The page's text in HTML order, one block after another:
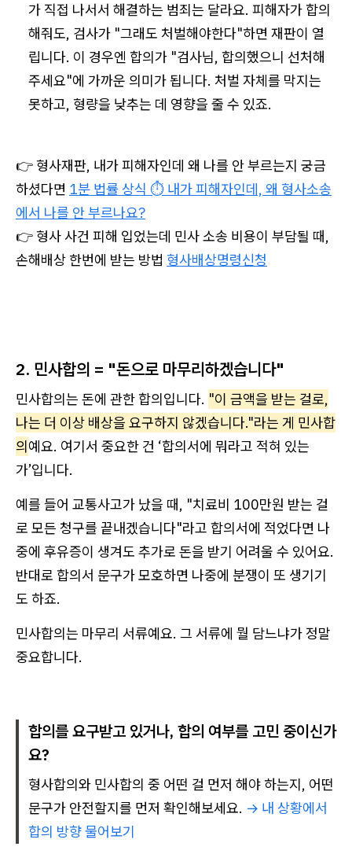
가 직접 나서서 해결하는 범죄는 달라요. 피해자가 합의
해줘도, 검사가 "그래도 처벌해야한다"하면 재판이 열
립니다. 이 경우엔 합의가 "검사님, 합의했으니 선처해
주세요"에 가까운 의미가 됩니다. 처벌 자체를 막지는
못하고, 형량을 낮추는 데 영향을 줄 수 있죠.
👉 형사재판, 내가 피해자인데 왜 나를 안 부르는지 궁금
하셨다면 1분 법률 상식 ⏱️ 내가 피해자인데, 왜 형사소송
에서 나를 안 부르나요?
👉 형사 사건 피해 입었는데 민사 소송 비용이 부담될 때,
손해배상 한번에 받는 방법 형사배상명령신청
2. 민사합의 = "돈으로 마무리하겠습니다"
민사합의는 돈에 관한 합의입니다. "이 금액을 받는 걸로,
나는 더 이상 배상을 요구하지 않겠습니다."라는 게 민사합
의예요. 여기서 중요한 건 ‘합의서에 뭐라고 적혀 있는
가’입니다.
예를 들어 교통사고가 났을 때, "치료비 100만원 받는 걸
로 모든 청구를 끝내겠습니다"라고 합의서에 적었다면 나
중에 후유증이 생겨도 추가로 돈을 받기 어려울 수 있어요.
반대로 합의서 문구가 모호하면 나중에 분쟁이 또 생기기
도 하죠.
민사합의는 마무리 서류예요. 그 서류에 뭘 담느냐가 정말
중요합니다.
합의를 요구받고 있거나, 합의 여부를 고민 중이신가
요?
형사합의와 민사합의 중 어떤 걸 먼저 해야 하는지, 어떤
문구가 안전할지를 먼저 확인해보세요. → 내 상황에서
합의 방향 물어보기